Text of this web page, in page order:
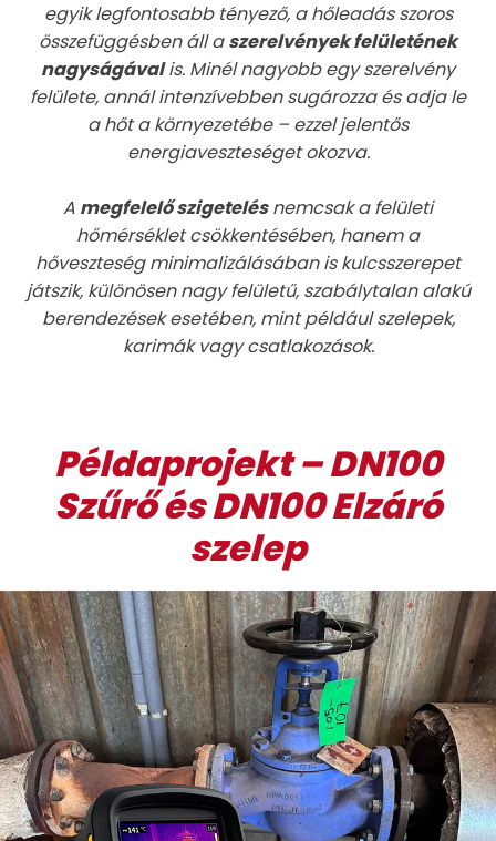
egyik legfontosabb tényező, a hőleadás szoros
összefüggésben áll aszerelvények felületének
nagyságávalis. Minél nagyobb egy szerelvény
felülete, annál intenzívebben sugározza és adja le
a hőt a környezetébe – ezzel jelentős
energiaveszteséget okozva.
A megfelelő szigetelésnemcsak a felületi
hőmérséklet csökkentésében, hanem a
hőveszteség minimalizálásában is kulcsszerepet
játszik, különösen nagy felületű, szabálytalan alakú
berendezések esetében, mint például szelepek,
karimák vagy csatlakozások.
Példaprojekt – DN100
Szűrő és DN100 Elzáró
szelep